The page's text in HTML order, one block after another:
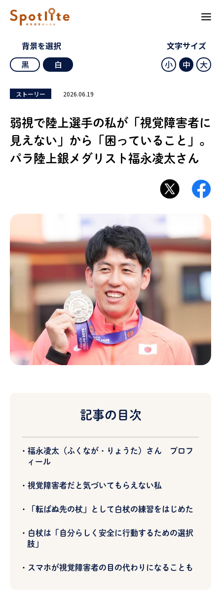
背景を選択
黒
白
文字サイズ
小
中 大
ストーリー 2026.06.19
弱視で陸上選手の私が「視覚障害者に
見えない」から「困っていること」。
パラ陸上銀メダリスト福永凌太さん
記事の目次
福永凌太（ふくなが・りょうた）さん プロフ
ィール
視覚障害者だと気づいてもらえない私
「転ばぬ先の杖」として白杖の練習をはじめた
白杖は「自分らしく安全に行動するための選択
肢」
スマホが視覚障害者の目の代わりになることも